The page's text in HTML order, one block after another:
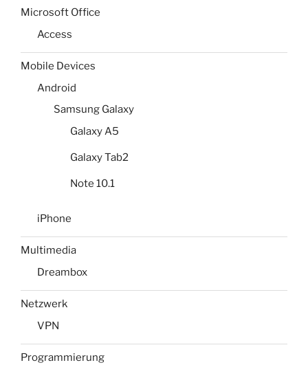
Microsoft Office
Access
Mobile Devices
Android
Samsung Galaxy
Galaxy A5
Galaxy Tab2
Note 10.1
iPhone
Multimedia
Dreambox
Netzwerk
VPN
Programmierung